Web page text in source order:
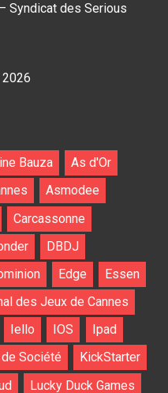
Syndicat des Serious
Bauza
As d'Or
Asmodee
Carcassonne
DBDJ
Edge
Essen
des Jeux de Cannes
Iello IOS
Ipad
Société
KickStarter
Lucky Duck Games